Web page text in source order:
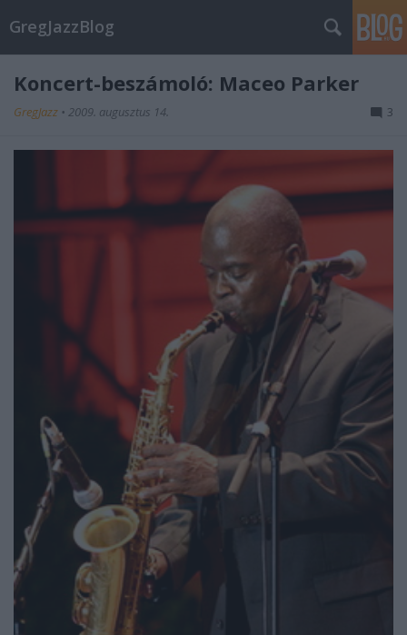
GregJazzBlog
Koncert-beszámoló: Maceo Parker
GregJazz • 2009. augusztus 14. 3